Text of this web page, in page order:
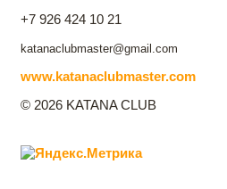
+7 926 424 10 21
katanaclubmaster@gmail.com
www.katanaclubmaster.com
© 2026 KATANA CLUB